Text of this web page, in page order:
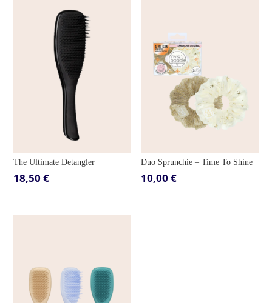
The Ultimate Detangler
18,50€
Duo Sprunchie – Time To Shine
10,00€